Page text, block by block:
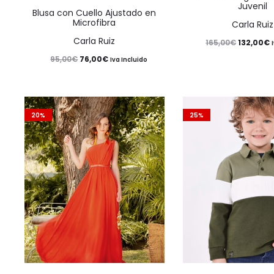
Las
opciones
se
pueden
en
la
página
de
producto
Blusa con Cuello Ajustado en
Microfibra
Carla Ruiz
95,00€ El
original
era:
95,00€.
76,00€El
actual
es:
76,00€.
Iva Incluido
Juvenil
Carla Ruiz
165,00€El
era:
165,00€.
132,00€
20% 25%